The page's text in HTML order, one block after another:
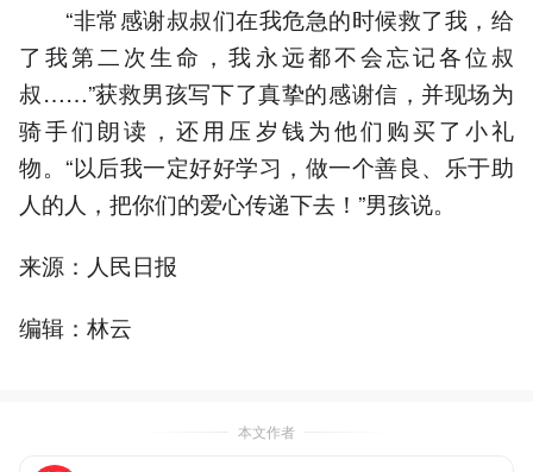
“非常感谢叔叔们在我危急的时候救了我，给
了我第二次生命，我永远都不会忘记各位叔
叔……”获救男孩写下了真挚的感谢信，并现场为
骑手们朗读，还用压岁钱为他们购买了小礼
物。“以后我一定好好学习，做一个善良、乐于助
人的人，把你们的爱心传递下去！”男孩说。
来源：人民日报
编辑：林云
本文作者